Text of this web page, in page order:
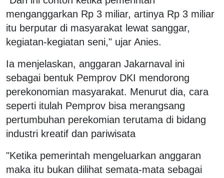
menganggarkan Rp 3 miliar, artinya Rp 3 miliar
itu berputar di masyarakat lewat sanggar,
kegiatan-kegiatan seni," ujar Anies.
Ia menjelaskan, anggaran Jakarnaval ini
sebagai bentuk Pemprov DKI mendorong
perekonomian masyarakat. Menurut dia, cara
seperti itulah Pemprov bisa merangsang
pertumbuhan perekomian terutama di bidang
industri kreatif dan pariwisata
"Ketika pemerintah mengeluarkan anggaran
maka itu bukan dilihat semata-mata sebagai